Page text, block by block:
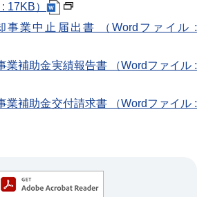
17KB）
事業中止届出書 （Wordファイル :
業補助金実績報告書 （Wordファイル :
業補助金交付請求書 （Wordファイル :